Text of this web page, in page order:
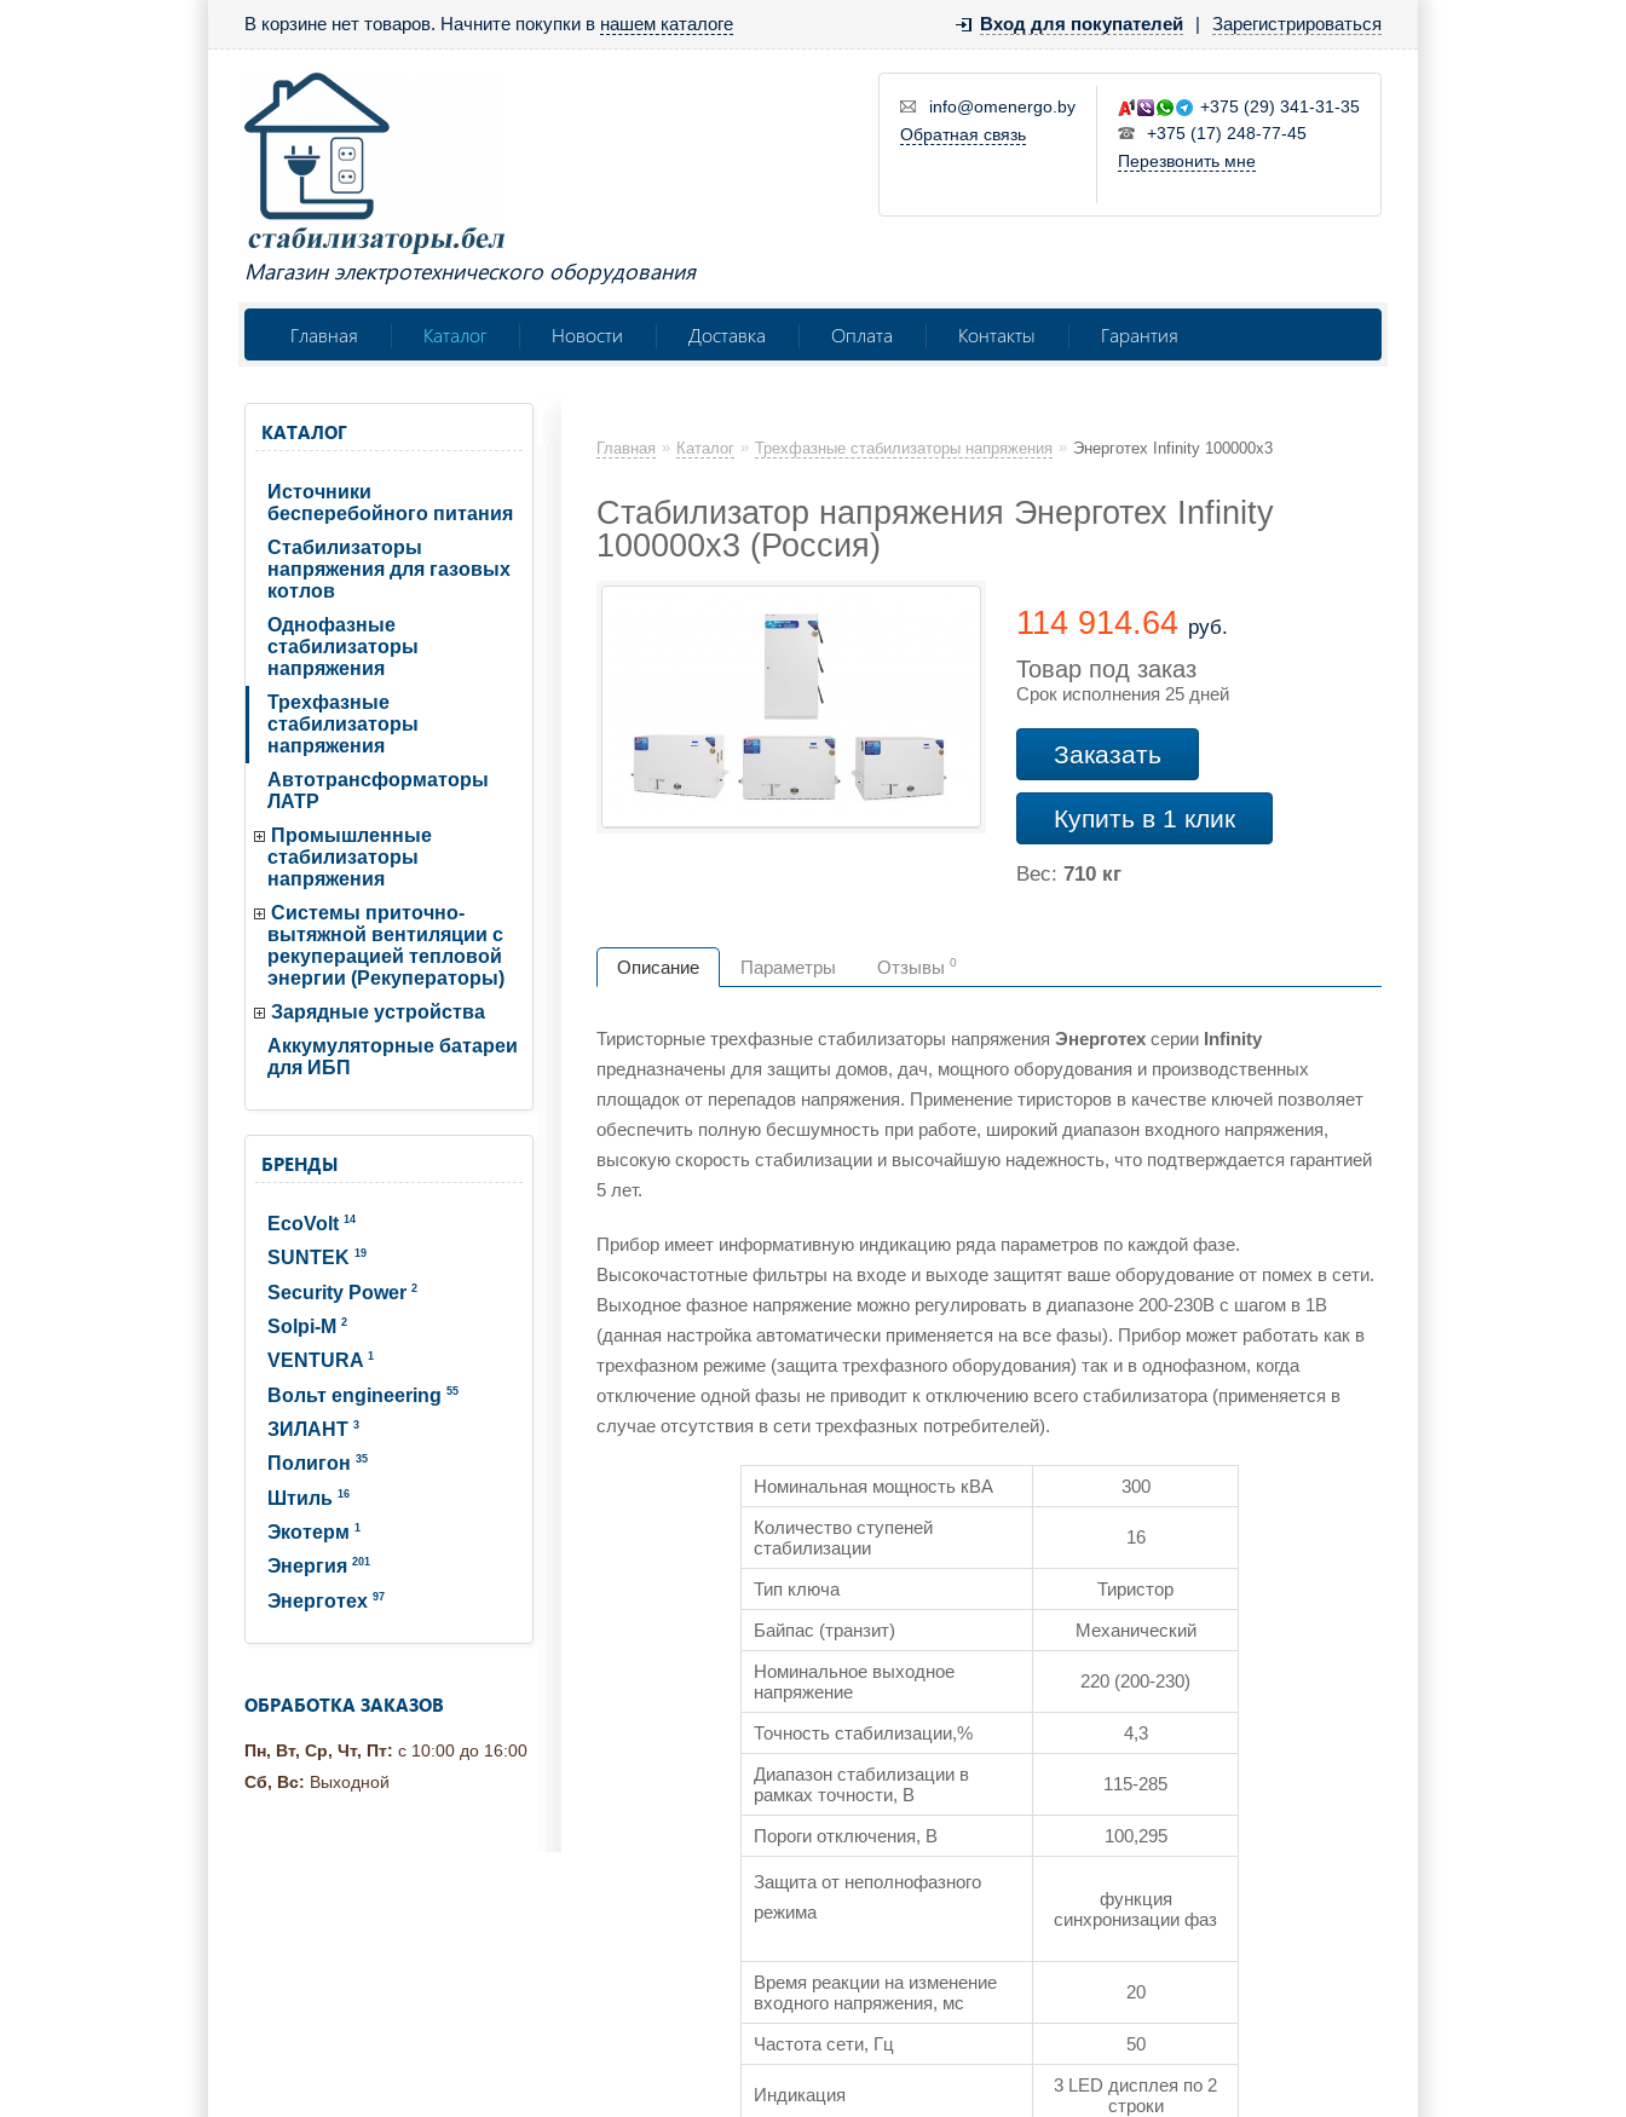
В корзине нет товаров. Начните покупки в нашем каталоге Вход для покупателей | Зарегистрироваться
Магазин электротехнического оборудования
info@omenergo.by
Обратная связь
+375 (29) 341-31-35
+375 (17) 248-77-45
Перезвонить мне
Главная Каталог Новости Доставка Оплата Контакты Гарантия
КАТАЛОГ
Источники
бесперебойного питания
Стабилизаторы
напряжения для газовых
котлов
Однофазные
стабилизаторы
напряжения
Трехфазные
стабилизаторы
напряжения
Автотрансформаторы
ЛАТР
Промышленные
стабилизаторы
напряжения
Системы приточно-
вытяжной вентиляции с
рекуперацией тепловой
энергии (Рекуператоры)
Зарядные устройства
Аккумуляторные батареи
для ИБП
БРЕНДЫ
EcoVolt 14
SUNTEK 19
Security Power 2
Solpi-M 2
VENTURA 1
Вольт engineering 55
ЗИЛАНТ 3
Полигон 35
Штиль 16
Экотерм 1
Энергия 201
Энерготех 97
ОБРАБОТКА ЗАКАЗОВ
Пн, Вт, Ср, Чт, Пт: с 10:00 до 16:00
Сб, Вс: Выходной
Главная » Каталог » Трехфазные стабилизаторы напряжения » Энерготех Infinity 100000х3
Стабилизатор напряжения Энерготех Infinity
100000х3 (Россия)
114 914.64 руб.
Товар под заказ
Срок исполнения 25 дней
Заказать
Купить в 1 клик
Вес: 710 кг
Описание Параметры Отзывы 0
Тиристорные трехфазные стабилизаторы напряжения Энерготех серии Infinity
предназначены для защиты домов, дач, мощного оборудования и производственных
площадок от перепадов напряжения. Применение тиристоров в качестве ключей позволяет
обеспечить полную бесшумность при работе, широкий диапазон входного напряжения,
высокую скорость стабилизации и высочайшую надежность, что подтверждается гарантией
5 лет.
Прибор имеет информативную индикацию ряда параметров по каждой фазе.
Высокочастотные фильтры на входе и выходе защитят ваше оборудование от помех в сети.
Выходное фазное напряжение можно регулировать в диапазоне 200-230В с шагом в 1В
(данная настройка автоматически применяется на все фазы). Прибор может работать как в
трехфазном режиме (защита трехфазного оборудования) так и в однофазном, когда
отключение одной фазы не приводит к отключению всего стабилизатора (применяется в
случае отсутствия в сети трехфазных потребителей).
Номинальная мощность кВА
300
Количество ступеней
стабилизации
16
Тип ключа
Тиристор
Байпас (транзит)
Механический
Номинальное выходное
напряжение
220 (200-230)
Точность стабилизации,%
4,3
Диапазон стабилизации в
рамках точности, В
115‐285
Пороги отключения, В 100,295
Защита от неполнофазного
режима
функция
синхронизации фаз
Время реакции на изменение
входного напряжения, мс
20
Частота сети, Гц 50
Индикация
3 LED дисплея по 2
строки